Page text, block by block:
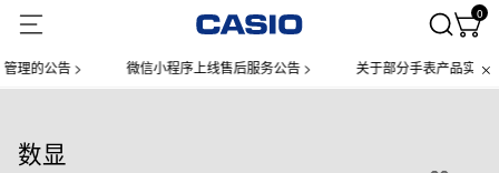
0
的公告 > 微信小程序上线售后服务公告 > 关于部分手表产品实施【
数显